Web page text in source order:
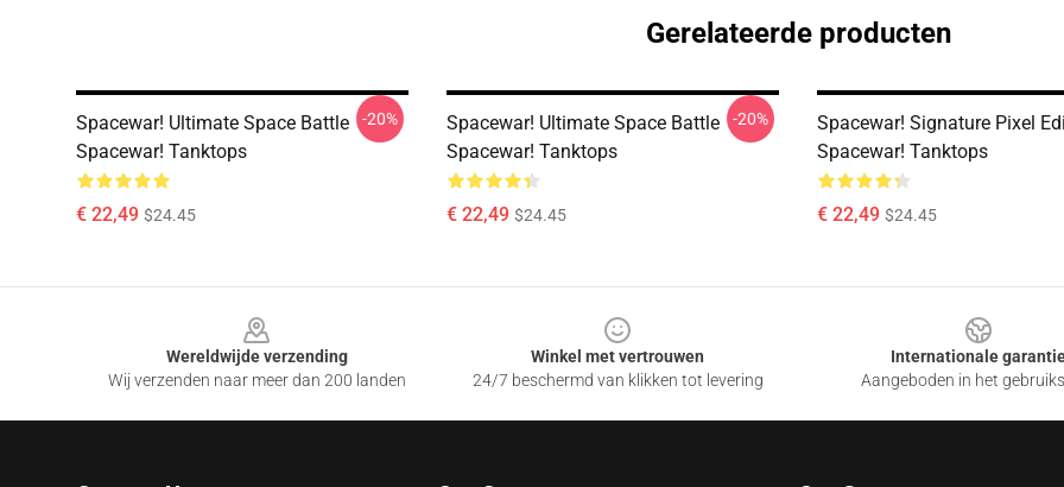
Gerelateerde producten
Spacewar! Ultimate Space Battle
Spacewar! Tanktops
€ 22,49 $24.45
-20%
Spacewar! Ultimate Space Battle
Spacewar! Tanktops
€ 22,49 $24.45
-20%
Spacewar! Signature Pixel
Spacewar! Tanktops
€ 22,49 $24.45
Wereldwijde verzending
Wij verzenden naar meer dan 200 landen
Winkel met vertrouwen
24/7 beschermd van klikken tot levering
Internationale
Aangeboden in het